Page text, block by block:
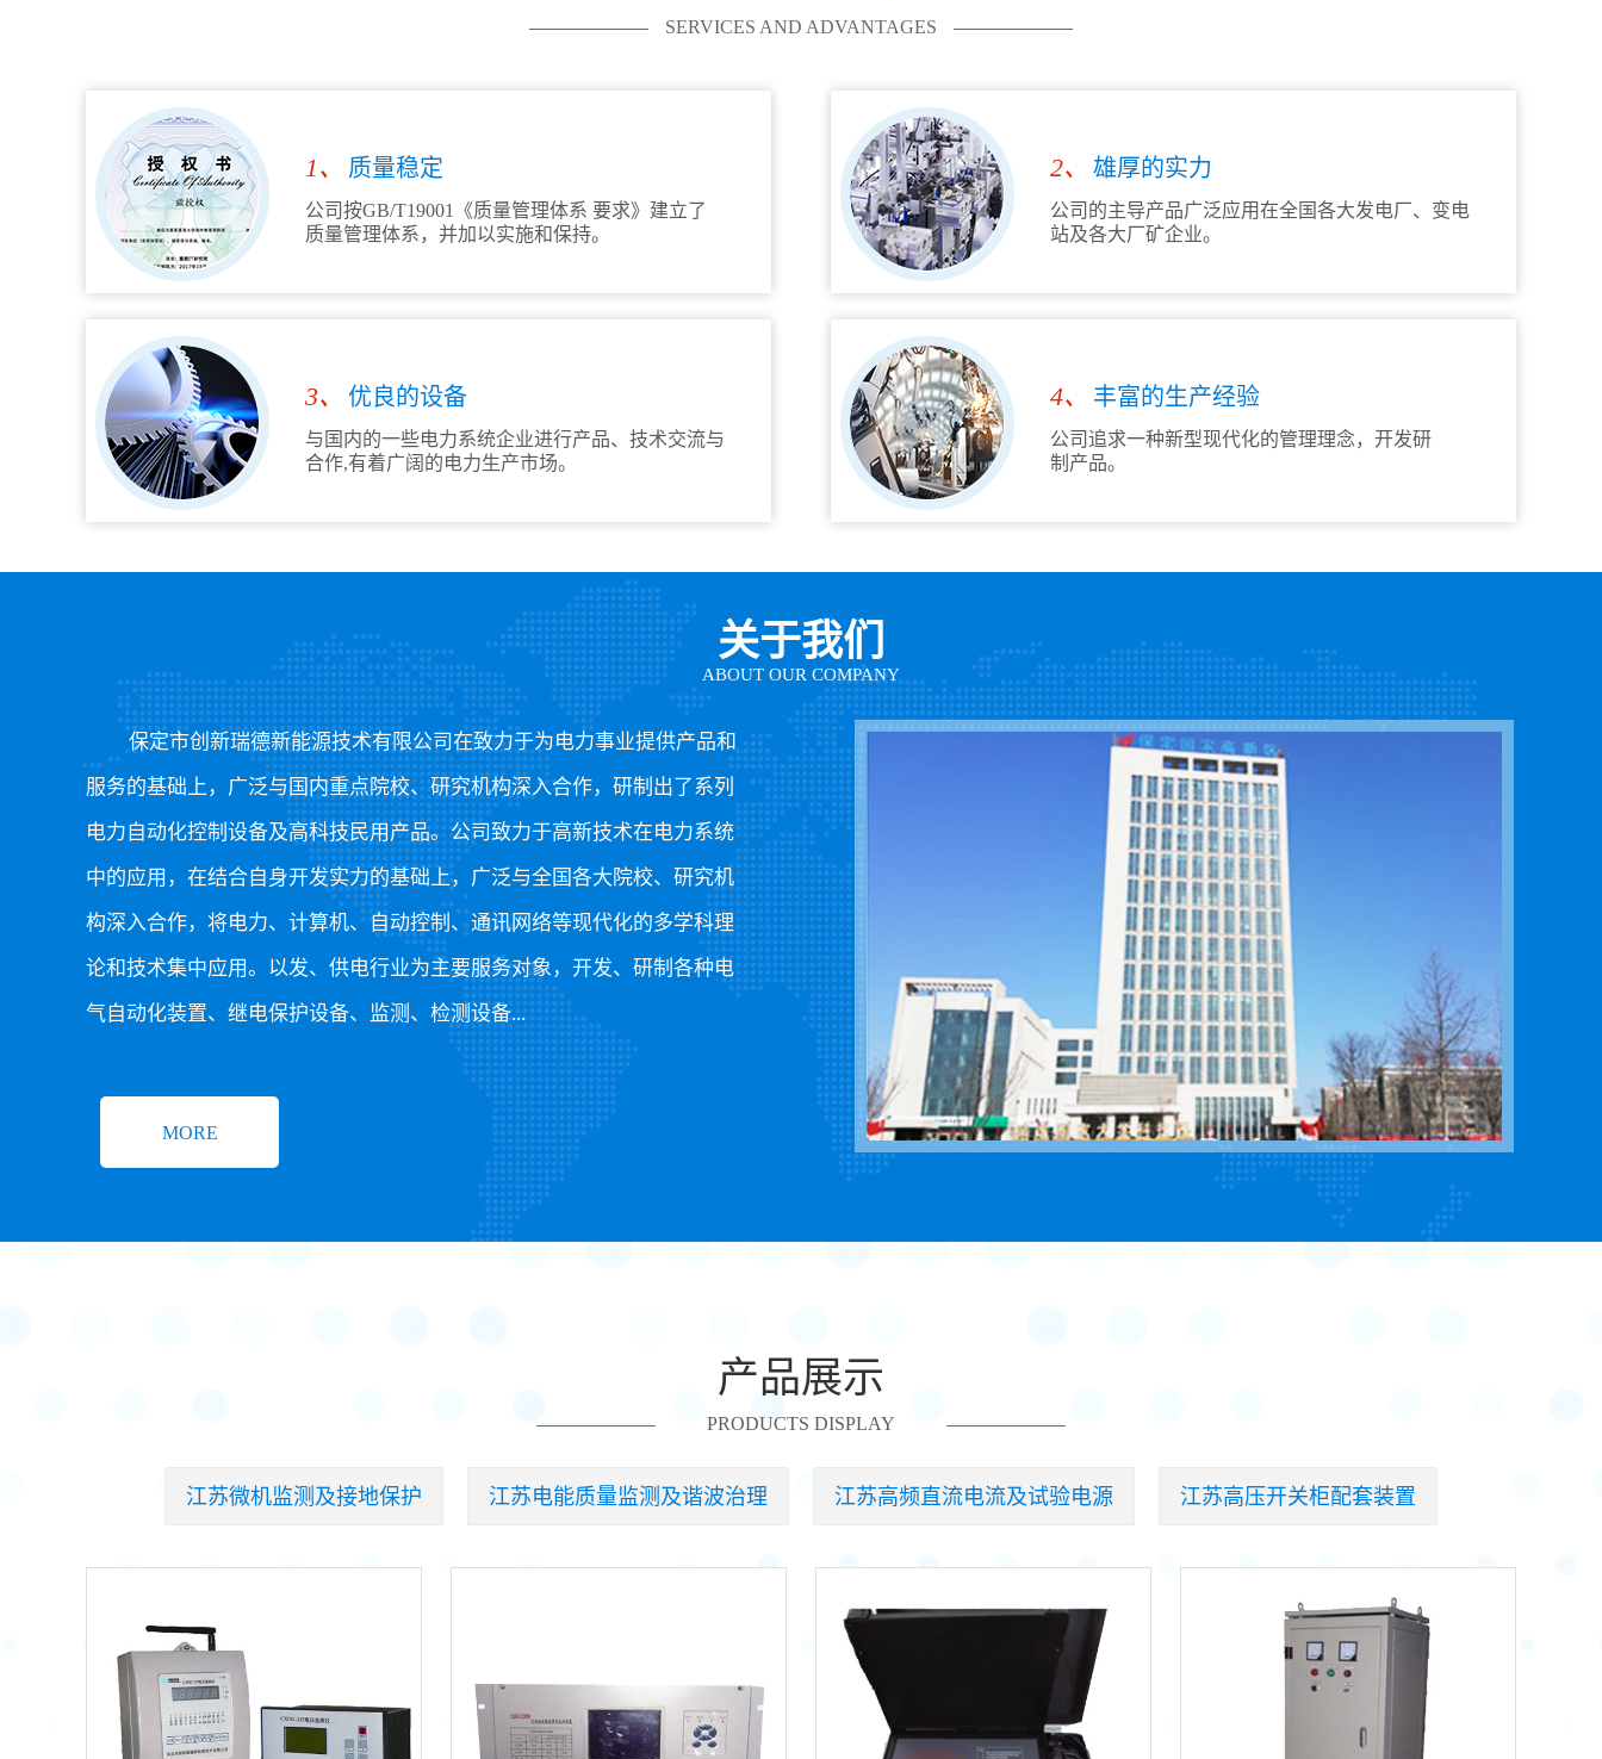
SERVICES AND ADVANTAGES
1、 质量稳定
公司按GB/T19001《质量管理体系 要求》建立了
质量管理体系，并加以实施和保持。
2、 雄厚的实力
公司的主导产品广泛应用在全国各大发电厂、变电
站及各大厂矿企业。
3、 优良的设备
与国内的一些电力系统企业进行产品、技术交流与
合作,有着广阔的电力生产市场。
4、 丰富的生产经验
公司追求一种新型现代化的管理理念，开发研
制产品。
关于我们
ABOUT OUR COMPANY
保定市创新瑞德新能源技术有限公司在致力于为电力事业提供产品和
服务的基础上，广泛与国内重点院校、研究机构深入合作，研制出了系列
电力自动化控制设备及高科技民用产品。公司致力于高新技术在电力系统
中的应用，在结合自身开发实力的基础上，广泛与全国各大院校、研究机
构深入合作，将电力、计算机、自动控制、通讯网络等现代化的多学科理
论和技术集中应用。以发、供电行业为主要服务对象，开发、研制各种电
气自动化装置、继电保护设备、监测、检测设备...
MORE
产品展示
PRODUCTS DISPLAY
江苏微机监测及接地保护 江苏电能质量监测及谐波治理 江苏高频直流电流及试验电源 江苏高压开关柜配套装置